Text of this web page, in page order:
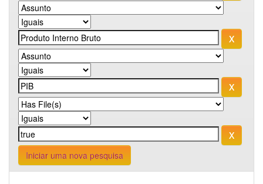
Iniciar uma nova pesquisa